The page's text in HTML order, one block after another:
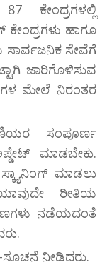
ಕೇಂದ್ರಗಳಲ್ಲಿ
ಕೇಂದ್ರಗಳು ಹಾಗೂ
ಸಾರ್ವಜನಿಕ ಸೇವೆಗೆ
ಜಾರಿಗೊಳಿಸುವ
ಮೇಲೆ ನಿರಂತರ
ಸಂಪೂರ್ಣ
ಮಾಡಬೇಕು.
ಮಾಡಲು
ರೀತಿಯ
ನಡೆಯದಂತೆ
ನೀಡಿದರು.